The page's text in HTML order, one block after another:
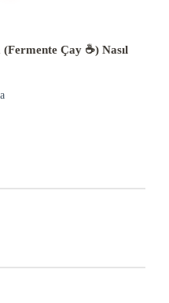
Çay ☕) Nasıl